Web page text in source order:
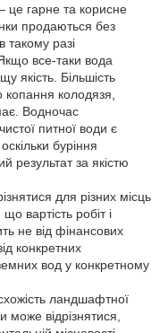
це гарне та корисне
продаються без
такому разі
все-таки вода
якість. Більшість
колодязя,
Водночас
питної води є
буріння
результат за якістю
для різних місць
вартість робіт і
не від фінансових
конкретних
вод у конкретному
ландшафтної
може відрізнятися,